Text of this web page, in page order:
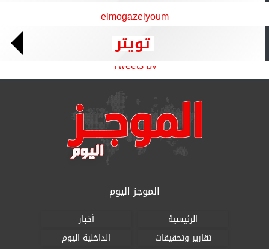
elmogazelyoum
تويتر
Tweets by
الموجز اليوم
الرئيسية
أخبار
تقارير وتحقيقات
الداخلية اليوم